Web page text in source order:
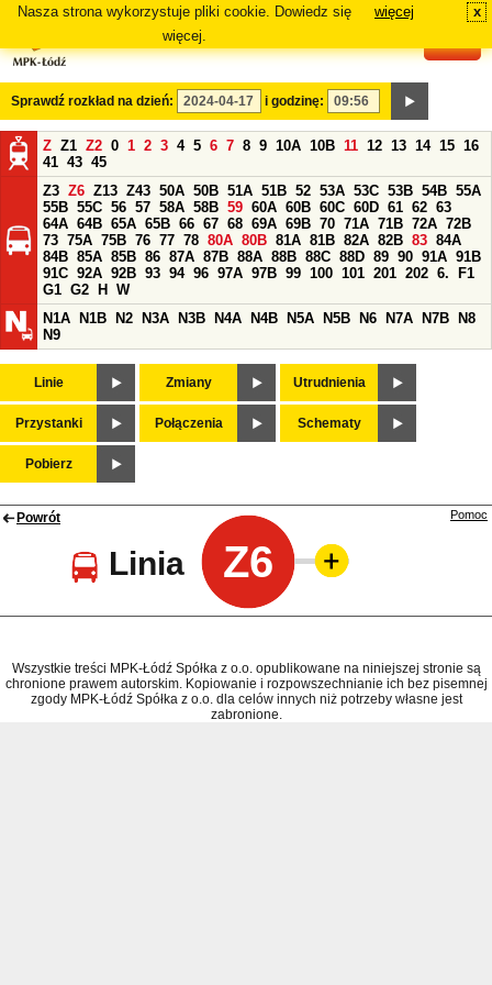
Nasza strona wykorzystuje pliki cookie. Dowiedz się
więcej.
więcej x
Sprawdź rozkład na dzień: i godzinę:
Z Z1 Z2 0 1 2 3 4 5 6 7 8 9 10A 10B 11 12 13 14 15 16
41 43 45
Z3 Z6 Z13 Z43 50A 50B 51A 51B 52 53A 53C 53B 54B 55A
55B 55C 56 57 58A 58B 59 60A 60B 60C 60D 61 62 63
64A 64B 65A 65B 66 67 68 69A 69B 70 71A 71B 72A 72B
73 75A 75B 76 77 78 80A 80B 81A 81B 82A 82B 83 84A
84B 85A 85B 86 87A 87B 88A 88B 88C 88D 89 90 91A 91B
91C 92A 92B 93 94 96 97A 97B 99 100 101 201 202 6.
F1
G1 G2 H
W
N1A
N1B N2 N3A N3B N4A N4B N5A N5B N6 N7A N7B
N8
N9
Linie Zmiany Utrudnienia
Przystanki Połączenia Schematy
Pobierz
Powrót
Linia Z6
Pomoc
Wszystkie treści MPK-Łódź Spółka z o.o. opublikowane na niniejszej stronie są
chronione prawem autorskim. Kopiowanie i rozpowszechnianie ich bez pisemnej
zgody MPK-Łódź Spółka z o.o. dla celów innych niż potrzeby własne jest
zabronione.